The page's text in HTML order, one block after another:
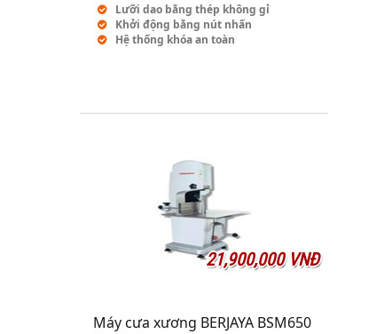
Lưỡi dao bằng thép không gỉ
Khởi động bằng nút nhấn
Hệ thống khóa an toàn
21,900,000 VNĐ
Máy cưa xương BERJAYA BSM650